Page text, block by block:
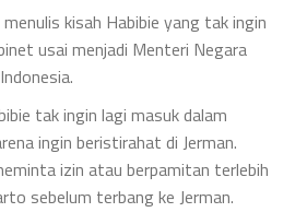
kisah Habibie yang tak ingin
usai menjadi Menteri Negara
tak ingin lagi masuk dalam
ingin beristirahat di Jerman.
izin atau berpamitan terlebih
sebelum terbang ke Jerman.